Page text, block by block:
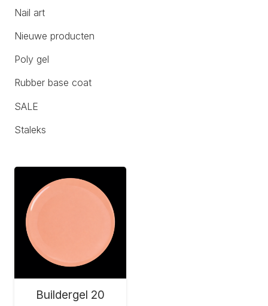
Buildergel 20
Nail art
Nieuwe producten
Poly gel
Rubber base coat
SALE
Staleks